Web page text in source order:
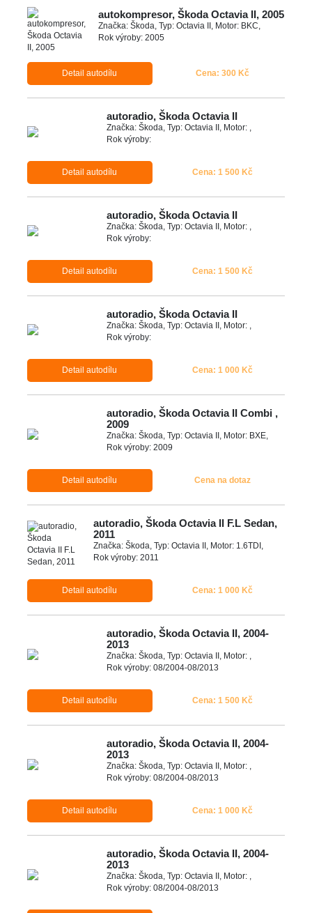
autokompresor, Škoda Octavia II, 2005
Značka: Škoda, Typ: Octavia II, Motor: BKC,
Rok výroby: 2005
Detail autodílu Cena: 300 Kč
autoradio, Škoda Octavia II
Značka: Škoda, Typ: Octavia II, Motor: ,
Rok výroby:
Detail autodílu Cena: 1 500 Kč
autoradio, Škoda Octavia II
Značka: Škoda, Typ: Octavia II, Motor: ,
Rok výroby:
Detail autodílu Cena: 1 500 Kč
autoradio, Škoda Octavia II
Značka: Škoda, Typ: Octavia II, Motor: ,
Rok výroby:
Detail autodílu Cena: 1 000 Kč
autoradio, Škoda Octavia II Combi ,
2009
Značka: Škoda, Typ: Octavia II, Motor: BXE,
Rok výroby: 2009
Detail autodílu Cena na dotaz
autoradio, Škoda Octavia II F.L Sedan,
2011
Značka: Škoda, Typ: Octavia II, Motor: 1.6TDI,
Rok výroby: 2011
Detail autodílu Cena: 1 000 Kč
autoradio, Škoda Octavia II, 2004-
2013
Značka: Škoda, Typ: Octavia II, Motor: ,
Rok výroby: 08/2004-08/2013
Detail autodílu Cena: 1 500 Kč
autoradio, Škoda Octavia II, 2004-
2013
Značka: Škoda, Typ: Octavia II, Motor: ,
Rok výroby: 08/2004-08/2013
Detail autodílu Cena: 1 000 Kč
autoradio, Škoda Octavia II, 2004-
2013
Značka: Škoda, Typ: Octavia II, Motor: ,
Rok výroby: 08/2004-08/2013